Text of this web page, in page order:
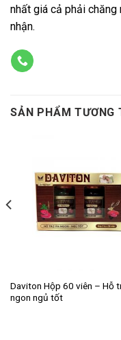
nhất giá cả phải
nhận.
SẢN PHẨM TƯƠNG
Daviton Hộp 60 viên – Hỗ
ngon ngủ tốt